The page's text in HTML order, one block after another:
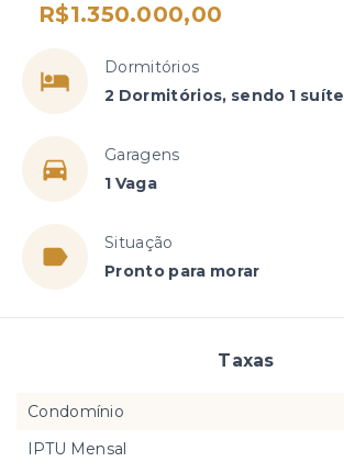
R$1.350.000,00
Dormitórios
2 Dormitórios, sendo 1 suíte
Garagens
1 Vaga
Situação
Pronto para morar
Taxas
Condomínio
IPTU Mensal